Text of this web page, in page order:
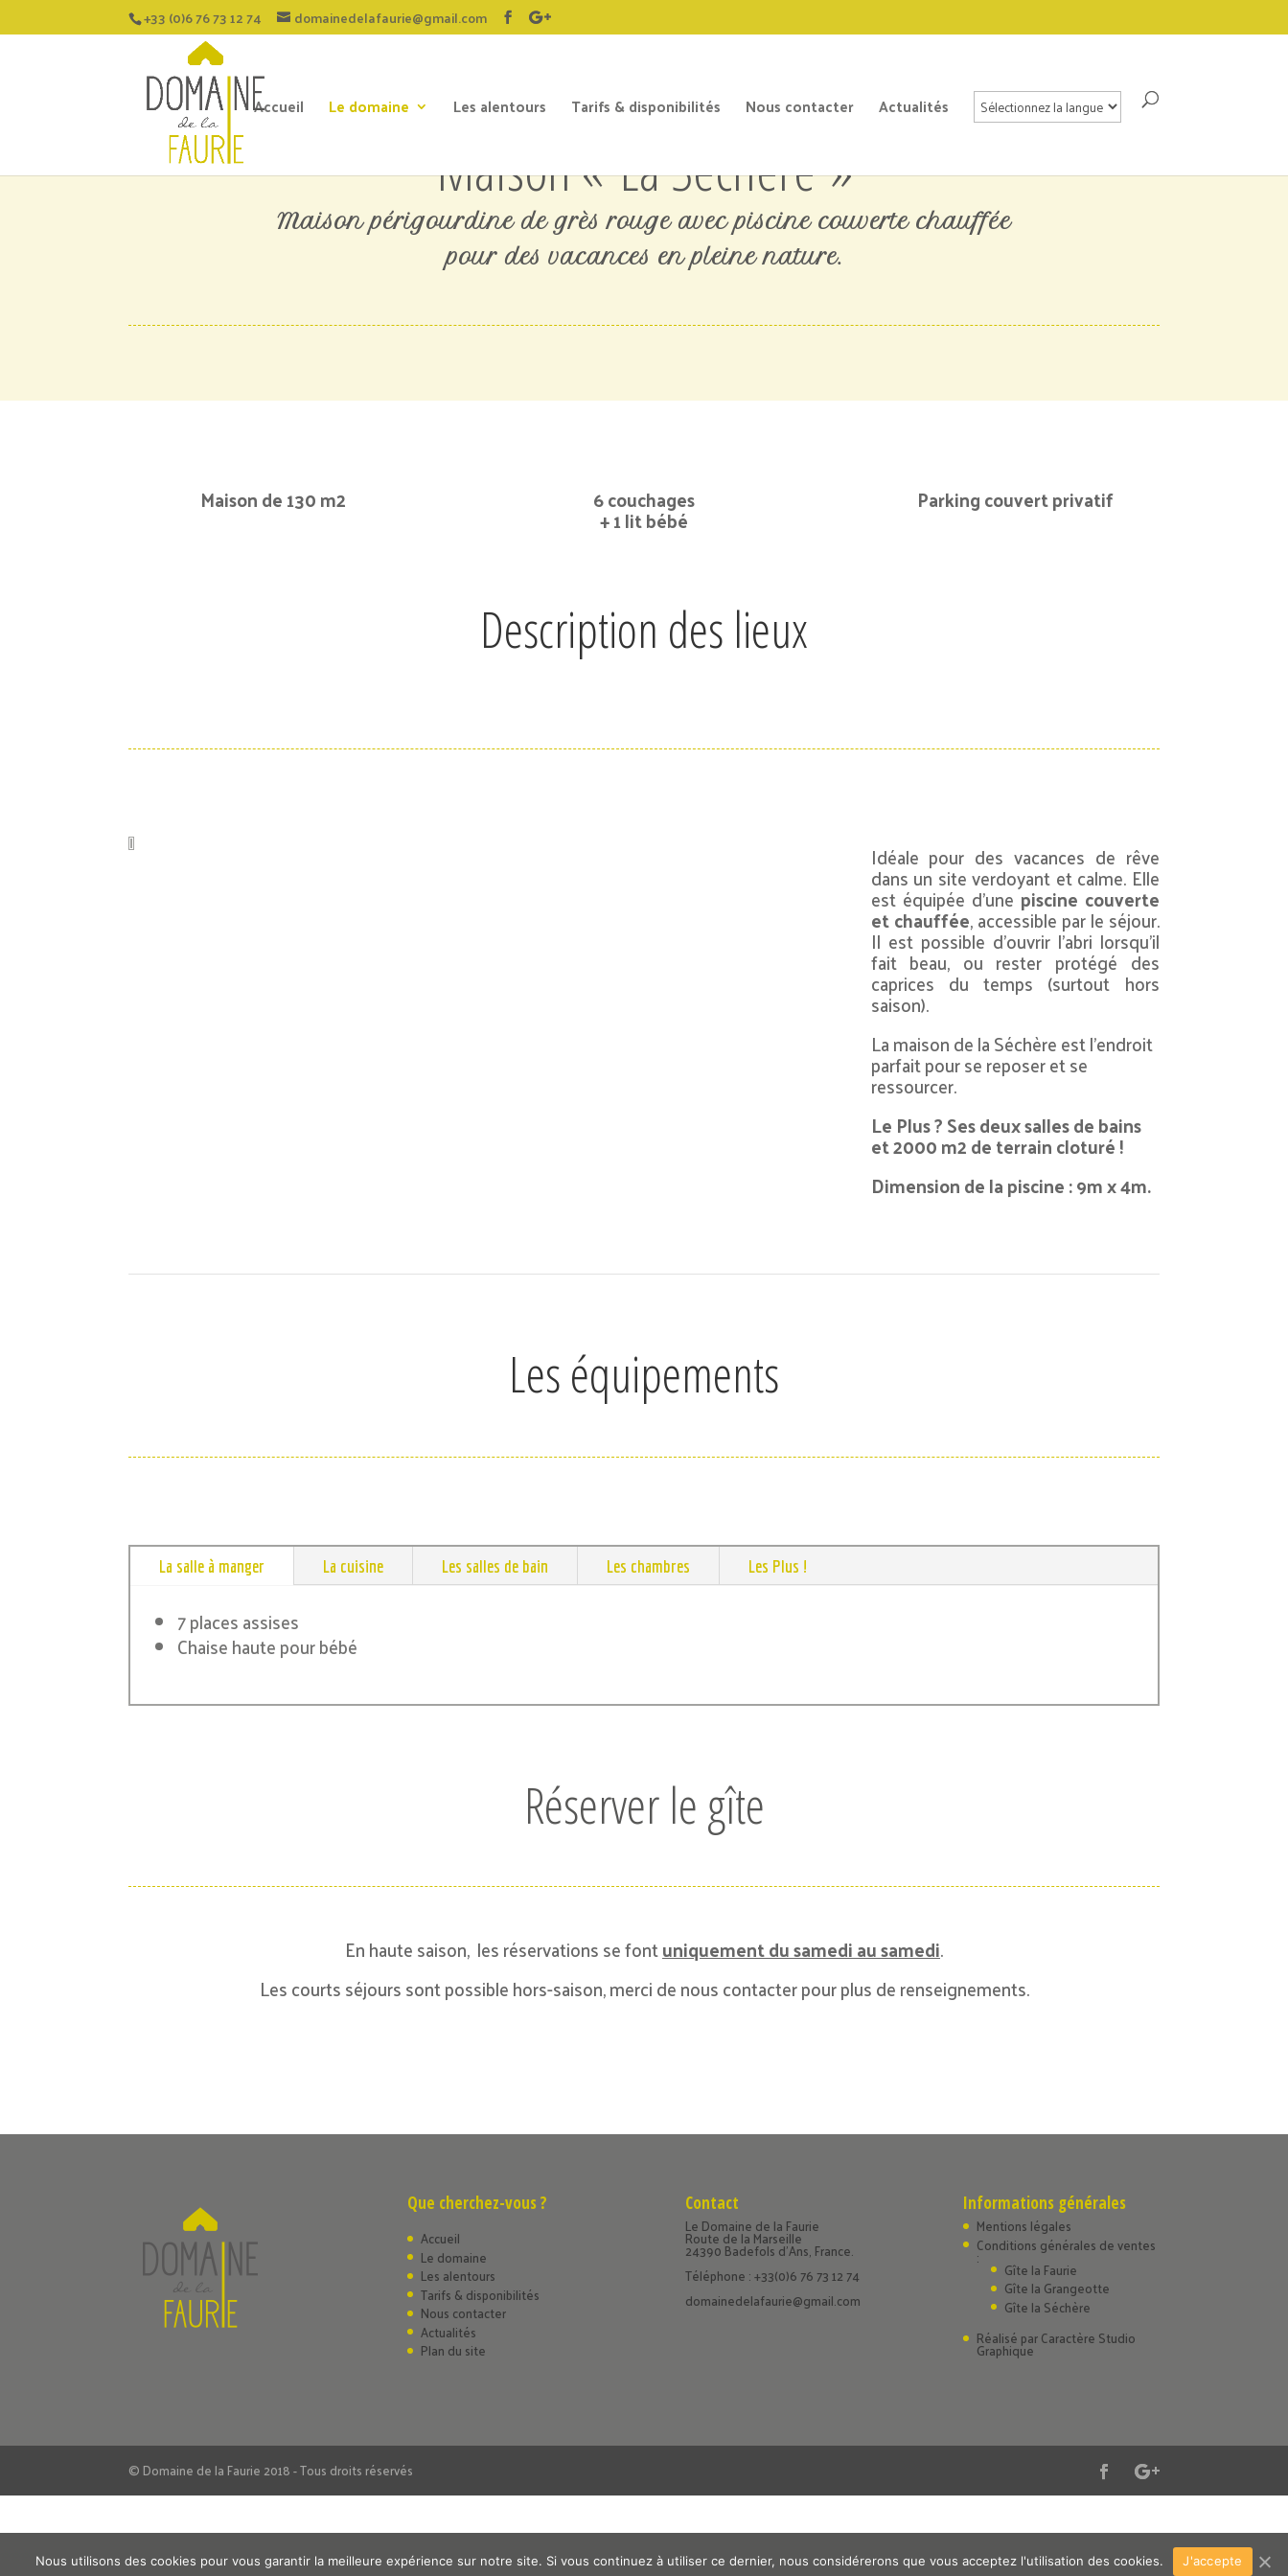
+33 (0)6 76 73 12 74 domainedelafaurie@gmail.com
Accueil Le domaine Les alentours Tarifs & disponibilités Nous contacter Actualités
Maison « La Séchère »
Maison périgourdine de grès rouge avec piscine couverte chauffée
pour des vacances en pleine nature.
Maison de 130 m2 6 couchages
+ 1 lit bébé
Parking couvert privatif
Description des lieux
Idéale pour des vacances de rêve
dans un site verdoyant et calme. Elle
est équipée d’unepiscine couverte
et chauffée, accessible par le séjour.
Il est possible d’ouvrir l’abri lorsqu’il
fait beau, ou rester protégé des
caprices du temps (surtout hors
saison).
La maison de la Séchère est l’endroit
parfait pour se reposer et se
ressourcer.
Le Plus ? Ses deux salles de bains
et 2000 m2 de terrain cloturé !
Dimension de la piscine : 9m x 4m.
Les équipements
La salle à manger La cuisine Les salles de bain Les chambres Les Plus !
7 places assises
Chaise haute pour bébé
Réserver le gîte
En haute saison, les réservations se fontuniquement du samedi au samedi.
Les courts séjours sont possible hors-saison, merci de nous contacter pour plus de renseignements.
Que cherchez-vous ?
Accueil
Le domaine
Les alentours
Tarifs & disponibilités
Nous contacter
Actualités
Plan du site
Contact
Le Domaine de la Faurie
Route de la Marseille
24390 Badefols d’Ans, France.
Téléphone : +33(0)6 76 73 12 74
domainedelafaurie@gmail.com
Informations générales
Mentions légales
Conditions générales de ventes
:
Gîte la Faurie
Gîte la Grangeotte
Gîte la Séchère
Réalisé parCaractère Studio
Graphique
© Domaine de la Faurie 2018 - Tous droits réservés
Nous utilisons des cookies pour vous garantir la meilleure expérience sur notre site. Si vous continuez à utiliser ce dernier, nous considérerons que vous acceptez l'utilisation des cookies. J'accepte